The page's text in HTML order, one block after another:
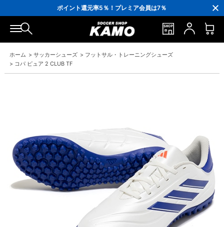
ポイント還元率5％！プレミア会員は7％
会員の方にはお誕生月に「10％OFFクーポン」プレゼント！
16,000円(税込)以上でシューズケースプレゼント！
3,300円(税込)以上で送料無料！
ホーム > サッカーシューズ > フットサル・トレーニングシューズ
> コパ ピュア 2 CLUB TF